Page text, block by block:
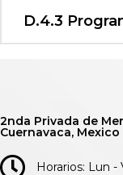
D.4.3
2nda Privada de
Cuernavaca, Mexico
Horarios: Lun